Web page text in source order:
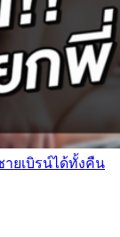
ยเบิรน์ได้ทั้งคืน